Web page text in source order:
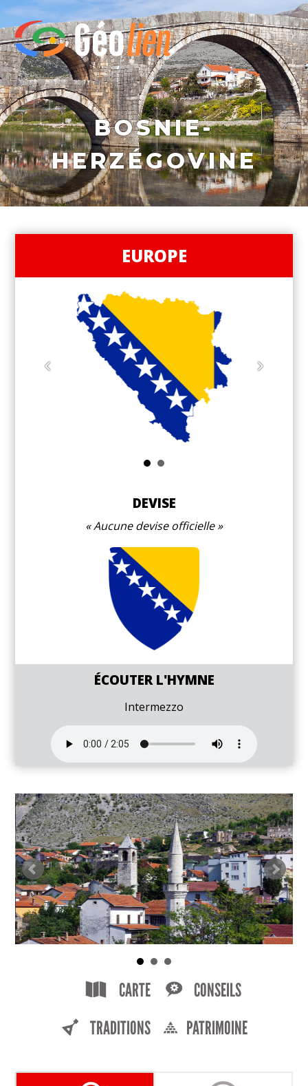
BOSNIE-
HERZÉGOVINE
CARTE
CONSEILS
TRADITIONS
PATRIMOINE
EUROPE
DEVISE
Aucune devise officielle
ÉCOUTER L'HYMNE
Intermezzo